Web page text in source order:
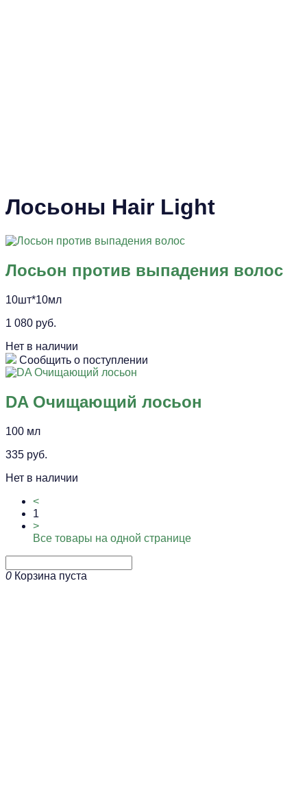
Лосьоны Hair Light
Лосьон против выпадения волос
10шт*10мл
1 080 руб.
Нет в наличии
Сообщить о поступлении
DA Очищающий лосьон
100 мл
335 руб.
Нет в наличии
<
1
>
Все товары на одной странице
0 Корзина пуста